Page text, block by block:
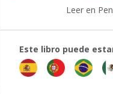
Leer en
Este libro puede